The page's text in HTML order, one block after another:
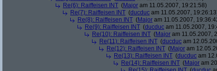
Re(6): Raiffeisen INT (Major am 11.05.2007, 19:21:58)
Re(7): Raiffeisen INT (ducduc am 11.05.2007,
Re(8): Raiffeisen INT (Major am 11.05.2007,
Re(9): Raiffeisen INT (ducduc am 11.05.2007,
Re(10): Raiffeisen INT (Major am 11.05.2007,
Re(11): Raiffeisen INT (ducduc am
Re(12): Raiffeisen INT (Major am
Re(13): Raiffeisen INT (ducduc am
Re(14): Raiffeisen INT (Major am